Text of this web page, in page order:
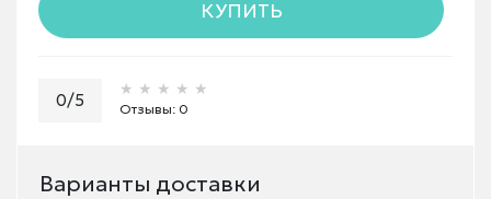
КУПИТЬ
0/5
★★★★★
★★★★★
★★★★★
Отзывы: 0
Варианты доставки